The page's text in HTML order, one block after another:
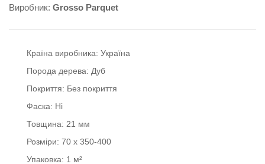
Виробник: Grosso Parquet
Країна виробника: Україна
Порода дерева: Дуб
Покриття: Без покриття
Фаска: Ні
Товщина: 21 мм
Розміри: 70 х 350-400
Упаковка: 1 м²